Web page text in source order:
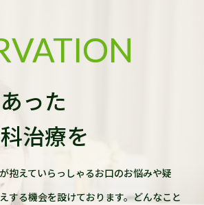
った
治療を
抱えていらっしゃるお口のお悩みや疑
する機会を設けております。どんなこと